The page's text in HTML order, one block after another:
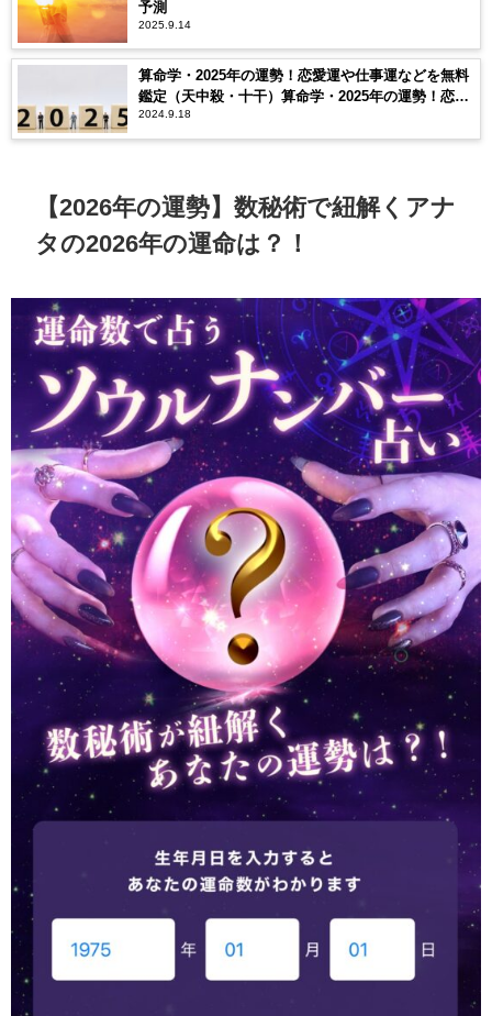
予測
2025.9.14
算命学・2025年の運勢！恋愛運や仕事運などを無料
鑑定（天中殺・十干）算命学・2025年の運勢！恋愛
運や仕事運などを無料鑑定（天中殺・十干）
2024.9.18
【2026年の運勢】数秘術で紐解くアナ
タの2026年の運命は？！